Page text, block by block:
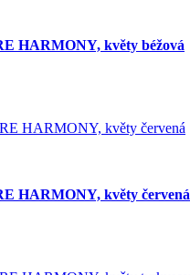
HARMONY, květy béžová
HARMONY, květy červená